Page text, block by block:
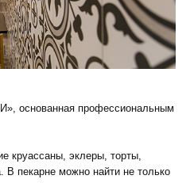
основанная профессиональным
круассаны, эклеры, торты,
В пекарне можно найти не только